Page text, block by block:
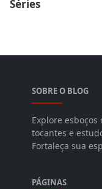
Séries
SOBRE O BLOG
Explore
tocantes e
Fortaleça sua
PÁGINAS